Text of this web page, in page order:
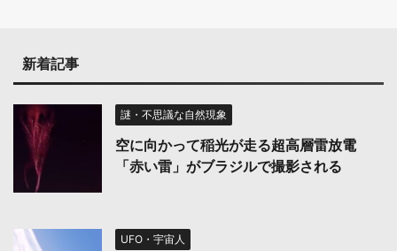
新着記事
謎・不思議な自然現象
空に向かって稲光が走る超高層雷放電
「赤い雷」がブラジルで撮影される
UFO・宇宙人